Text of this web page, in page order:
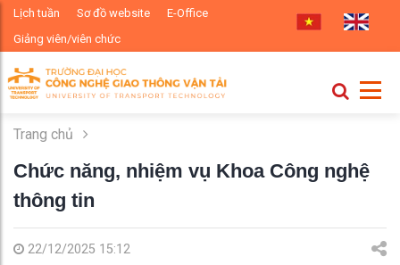
Lịch tuần Sơ đồ website
E-Office
Giảng viên/viên chức
Trang chủ
Chức năng, nhiệm vụ Khoa Công nghệ
thông tin
22/12/2025 15:12